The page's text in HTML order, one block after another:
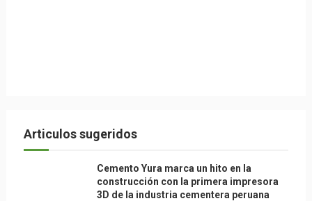
Articulos sugeridos
Cemento Yura marca un hito en la
construcción con la primera impresora
3D de la industria cementera peruana